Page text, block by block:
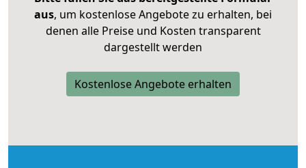
aus, um kostenlose Angebote zu erhalten, bei
denen alle Preise und Kosten transparent
dargestellt werden
Kostenlose Angebote erhalten